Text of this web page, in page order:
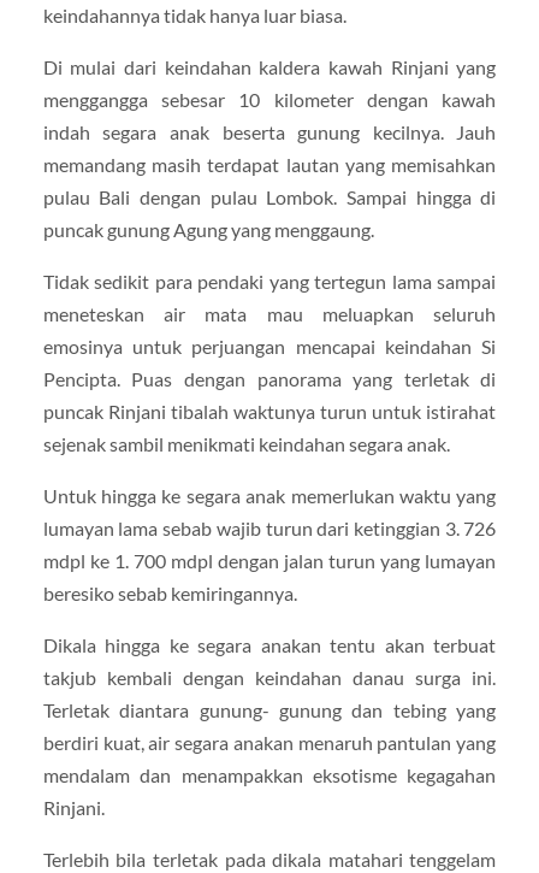
keindahannya tidak hanya luar biasa.
Di mulai dari keindahan kaldera kawah Rinjani yang
menggangga sebesar 10 kilometer dengan kawah
indah segara anak beserta gunung kecilnya. Jauh
memandang masih terdapat lautan yang memisahkan
pulau Bali dengan pulau Lombok. Sampai hingga di
puncak gunung Agung yang menggaung.
Tidak sedikit para pendaki yang tertegun lama sampai
meneteskan air mata mau meluapkan seluruh
emosinya untuk perjuangan mencapai keindahan Si
Pencipta. Puas dengan panorama yang terletak di
puncak Rinjani tibalah waktunya turun untuk istirahat
sejenak sambil menikmati keindahan segara anak.
Untuk hingga ke segara anak memerlukan waktu yang
lumayan lama sebab wajib turun dari ketinggian 3. 726
mdpl ke 1. 700 mdpl dengan jalan turun yang lumayan
beresiko sebab kemiringannya.
Dikala hingga ke segara anakan tentu akan terbuat
takjub kembali dengan keindahan danau surga ini.
Terletak diantara gunung- gunung dan tebing yang
berdiri kuat, air segara anakan menaruh pantulan yang
mendalam dan menampakkan eksotisme kegagahan
Rinjani.
Terlebih bila terletak pada dikala matahari tenggelam